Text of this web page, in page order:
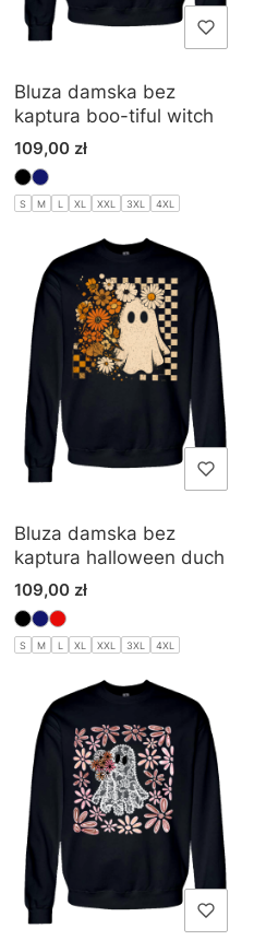
Bluza damska bez
kaptura boo-tiful witch
Cena
109,00 zł
S M L XL XXL 3XL 4XL
Bluza damska bez
kaptura halloween duch
Cena
109,00 zł
S M L XL XXL 3XL 4XL